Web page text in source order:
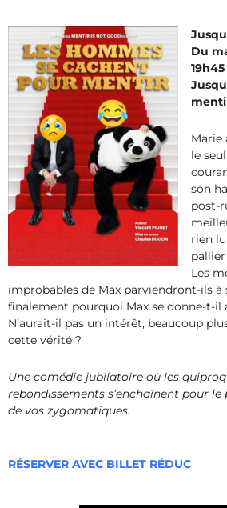
Du
Marie
le
son
post-
rien
pallier
Les
improbables de Max parviendront-ils à
finalement pourquoi Max se donne-t-il
N’aurait-il pas un intérêt, beaucoup
cette vérité ?
Une comédie jubilatoire où les
rebondissements s’enchaînent pour
de vos zygomatiques.
RÉSERVER AVEC BILLET RÉDUC